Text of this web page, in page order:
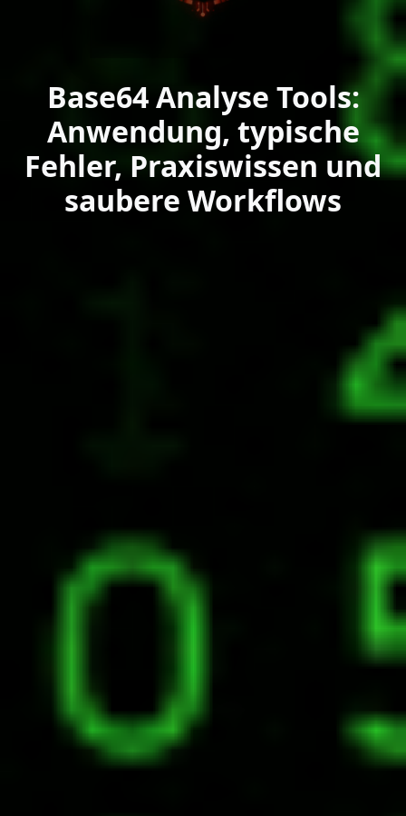
Base64 Analyse Tools:
Anwendung, typische
Fehler, Praxiswissen und
saubere Workflows